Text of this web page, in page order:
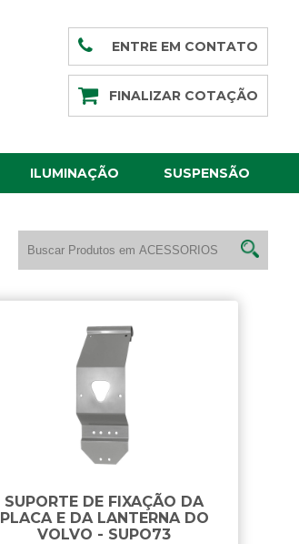
ENTRE EM CONTATO
FINALIZAR COTAÇÃO
ILUMINAÇÃO SUSPENSÃO
SUPORTE DE FIXAÇÃO DA
PLACA E DA LANTERNA DO
VOLVO - SUPO73